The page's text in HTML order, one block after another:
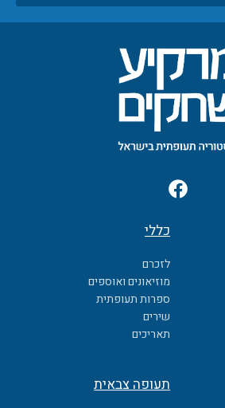
F
a
כללי
לזכרם
מוזיאונים ואוספים
ספרות תעופתית
שירים
תאריכים
תעופה צבאית